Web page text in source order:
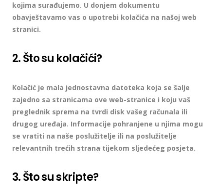
kojima surađujemo. U donjem dokumentu
obavještavamo vas o upotrebi kolačića na našoj web
stranici.
2. Što su kolačići?
Kolačić je mala jednostavna datoteka koja se šalje
zajedno sa stranicama ove web-stranice i koju vaš
preglednik sprema na tvrdi disk vašeg računala ili
drugog uređaja. Informacije pohranjene u njima mogu
se vratiti na naše poslužitelje ili na poslužitelje
relevantnih trećih strana tijekom sljedećeg posjeta.
3. Što su skripte?